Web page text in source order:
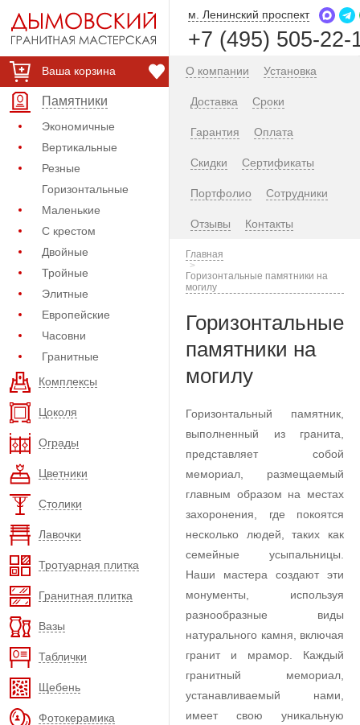
Ваша корзина
Памятники
Экономичные
Вертикальные
Резные
Горизонтальные
Маленькие
С крестом
Двойные
Тройные
Элитные
Европейские
Часовни
Гранитные
Комплексы
Цоколя
Ограды
Цветники
Столики
Лавочки
Тротуарная плитка
Гранитная плитка
Вазы
Таблички
Щебень
Фотокерамика
м. Ленинский проспект
+7 (495) 505-22-
О компании Установка
Доставка Сроки
Гарантия Оплата
Скидки Сертификаты
Портфолио Сотрудники
Отзывы Контакты
Главная
Горизонтальные памятники на
могилу
Горизонтальные
памятники на
могилу
Горизонтальный памятник,
выполненный из гранита,
представляет собой
мемориал, размещаемый
главным образом на местах
захоронения, где покоятся
несколько людей, таких как
семейные усыпальницы.
Наши мастера создают эти
монументы, используя
разнообразные виды
натурального камня, включая
гранит и мрамор. Каждый
гранитный мемориал,
устанавливаемый нами,
имеет свою уникальную